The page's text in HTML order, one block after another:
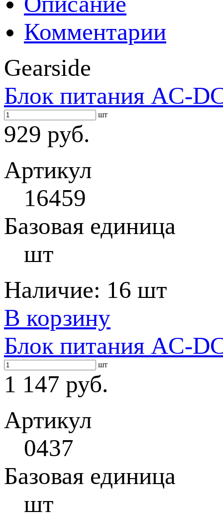
Комментарии
Gearside
Блок питания AC-
шт
929 руб.
Артикул
16459
Базовая единица
шт
Наличие: 16 шт
В корзину
Блок питания AC-
шт
1 147 руб.
Артикул
0437
Базовая единица
шт